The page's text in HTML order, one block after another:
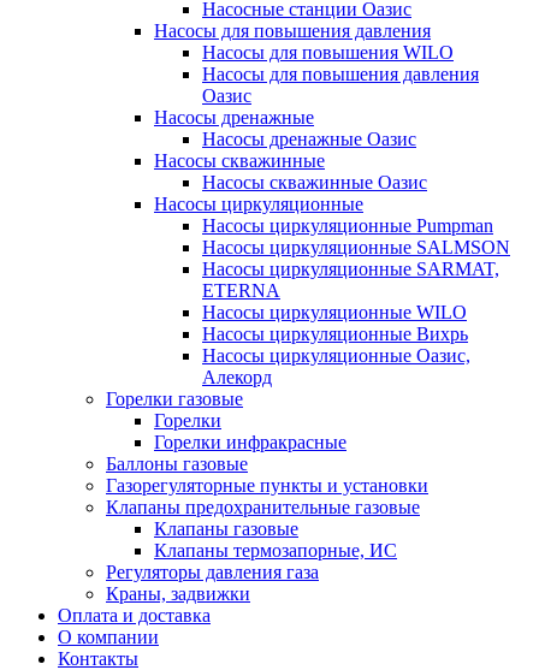
Насосные станции Оазис
Насосы для повышения давления
Насосы для повышения WILO
Насосы для повышения давления
Оазис
Насосы дренажные
Насосы дренажные Оазис
Насосы скважинные
Насосы скважинные Оазис
Насосы циркуляционные
Насосы циркуляционные Pumpman
Насосы циркуляционные SALMSON
Насосы циркуляционные SARMAT,
ETERNA
Насосы циркуляционные WILO
Насосы циркуляционные Вихрь
Насосы циркуляционные Оазис,
Алекорд
Горелки газовые
Горелки
Горелки инфракрасные
Баллоны газовые
Газорегуляторные пункты и установки
Клапаны предохранительные газовые
Клапаны газовые
Клапаны термозапорные, ИС
Регуляторы давления газа
Краны, задвижки
Оплата и доставка
О компании
Контакты